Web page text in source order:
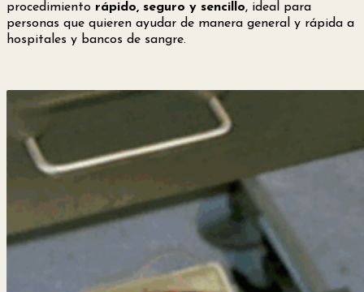
procedimiento rápido, seguro y sencillo, ideal para
personas que quieren ayudar de manera general y rápida a
hospitales y bancos de sangre.